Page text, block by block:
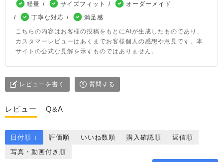
軽量 サイズフィット
オーダーメイド
丁寧な対応
満足感
こちらの内容はお客様の投稿をもとにAIが生成したものであり、
カスタマーレビューはあくまでお客様個人の感想や意見です。本
サイトの公式な見解を示すものではありません。
レビューを書く 質問する
レビュー Q&A
日付順 ↓ 評価順 いいね数順 購入確認順
返信順
写真・動画付き順